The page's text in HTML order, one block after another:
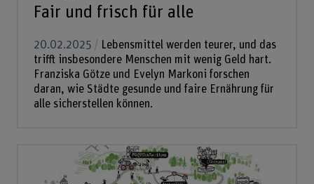
Fair und frisch für alle
20.02.2025
Lebensmittel werden teurer, und das
trifft insbesondere Menschen mit wenig Geld hart.
Franziska Götze und Evelyn Markoni forschen
daran, wie Städte gesunde und faire Ernährung für
alle sicherstellen können.